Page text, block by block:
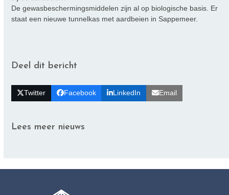
De gewasbeschermingsmiddelen zijn al op biologische basis. Er
staat een nieuwe tunnelkas met aardbeien in Sappemeer.
Deel dit bericht
Twitter Facebook LinkedIn Email
Lees meer nieuws